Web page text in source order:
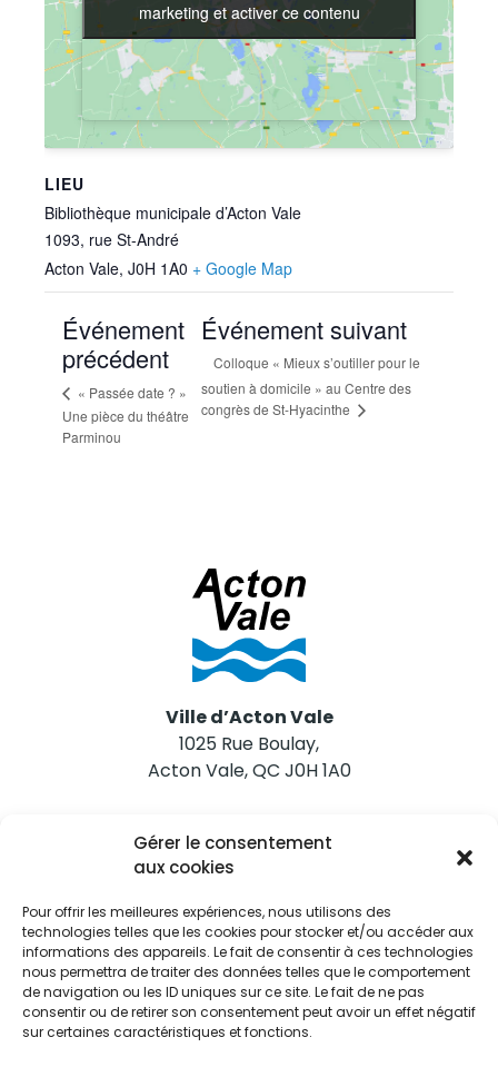
Gérer le consentement
aux cookies
Pour offrir les meilleures expériences, nous utilisons des
technologies telles que les cookies pour stocker et/ou accéder aux
informations des appareils. Le fait de consentir à ces technologies
nous permettra de traiter des données telles que le comportement
de navigation ou les ID uniques sur ce site. Le fait de ne pas
consentir ou de retirer son consentement peut avoir un effet négatif
sur certaines caractéristiques et fonctions.
LIEU
Bibliothèque municipale d’Acton Vale
1093, rue St-André
Acton Vale, J0H 1A0 + Google Map
marketing et activer ce contenu
marketing et activer ce contenu
Événement
précédent
« Passée date ? »
Une pièce du théâtre
Parminou
Événement suivant
Colloque « Mieux s’outiller pour le
soutien à domicile » au Centre des
congrès de St-Hyacinthe
Ville d’Acton Vale
1025 Rue Boulay,
Acton Vale, QC J0H 1A0
Nous joindre
Tél. 450 546-2703
Restez informés
Abonnez-vous aux alertes municipales